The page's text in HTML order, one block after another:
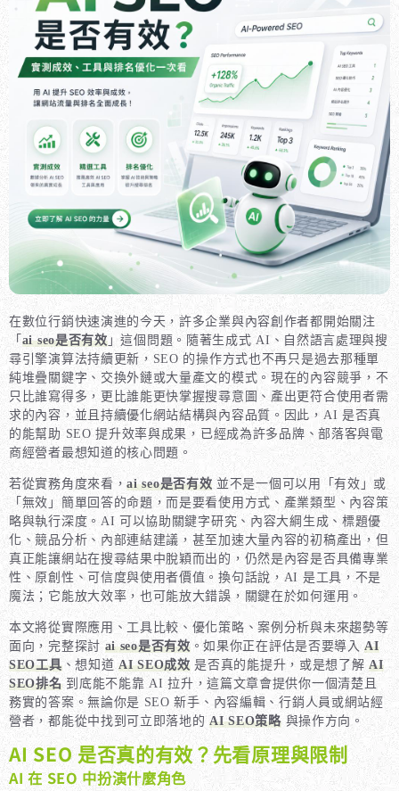
在數位行銷快速演進的今天，許多企業與內容創作者都開始關注
「 ai seo是否有效」這個問題。隨著生成式 AI、自然語言處理與搜
尋引擎演算法持續更新，SEO 的操作方式也不再只是過去那種單
純堆疊關鍵字、交換外鏈或大量產文的模式。現在的內容競爭，不
只比誰寫得多，更比誰能更快掌握搜尋意圖、產出更符合使用者需
求的內容，並且持續優化網站結構與內容品質。因此，AI 是否真
的能幫助 SEO 提升效率與成果，已經成為許多品牌、部落客與電
商經營者最想知道的核心問題。
若從實務角度來看，ai seo是否有效 並不是一個可以用「有效」或
「無效」簡單回答的命題，而是要看使用方式、產業類型、內容策
略與執行深度。AI 可以協助關鍵字研究、內容大綱生成、標題優
化、競品分析、內部連結建議，甚至加速大量內容的初稿產出，但
真正能讓網站在搜尋結果中脫穎而出的，仍然是內容是否具備專業
性、原創性、可信度與使用者價值。換句話說，AI 是工具，不是
魔法；它能放大效率，也可能放大錯誤，關鍵在於如何運用。
本文將從實際應用、工具比較、優化策略、案例分析與未來趨勢等
面向，完整探討 ai seo是否有效。如果你正在評估是否要導入AI
SEO工具、想知道 AI SEO成效是否真的能提升，或是想了解AI
SEO排名到底能不能靠 AI 拉升，這篇文章會提供你一個清楚且
務實的答案。無論你是 SEO 新手、內容編輯、行銷人員或網站經
營者，都能從中找到可立即落地的AI SEO策略與操作方向。
AI SEO 是否真的有效？先看原理與限制
AI 在 SEO 中扮演什麼角色